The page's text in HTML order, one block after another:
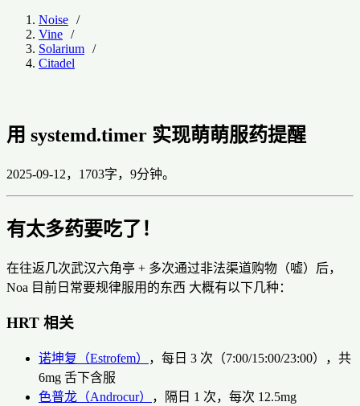
Noise
Vine
Solarium
Citadel
用 systemd.timer 实现萌萌服药提醒
2025-09-12，1703字，9分钟。
有太多药要吃了！
在往返几次武汉六角亭 + 多次通过非法渠道购物（嘘）后，
Noa 目前日常要规律服用的东西 大概有以下几种：
HRT 相关
诺坤复（Estrofem）
，每日 3 次（7:00/15:00/23:00），共
6mg 舌下含服
色普龙（Androcur）
，隔日 1 次，每次 12.5mg